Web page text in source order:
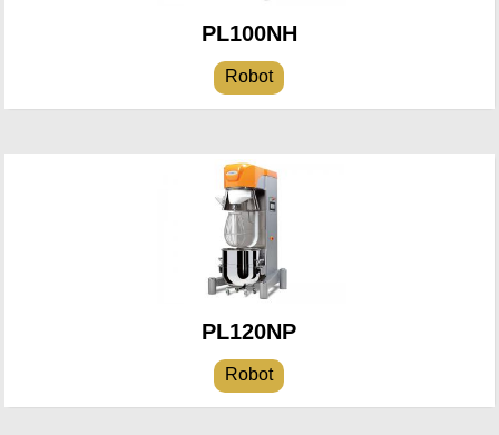
PL100NH
Robot
PL120NP
Robot